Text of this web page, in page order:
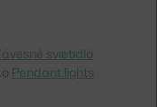
svietidlá
Pendant lights